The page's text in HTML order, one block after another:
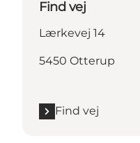
Find vej
Lærkevej 14
5450 Otterup
Find vej